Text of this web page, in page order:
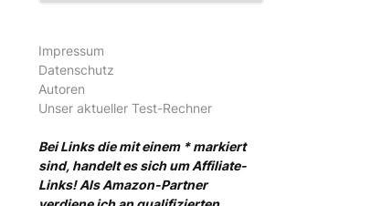
Impressum
Datenschutz
Autoren
Unser aktueller Test-Rechner
Bei Links die mit einem * markiert
sind, handelt es sich um Affiliate-
Links! Als Amazon-Partner